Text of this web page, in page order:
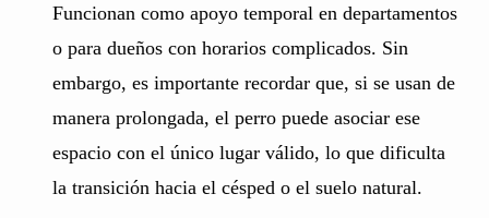
Funcionan como apoyo temporal en departamentos
o para dueños con horarios complicados. Sin
embargo, es importante recordar que, si se usan de
manera prolongada, el perro puede asociar ese
espacio con el único lugar válido, lo que dificulta
la transición hacia el césped o el suelo natural.